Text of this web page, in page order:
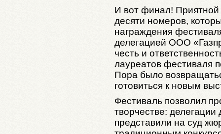
И вот финал! Приятной
десяти номеров,
награждения
делегацией ООО
честь и
лауреатов фестиваля
Пора было
готовиться к новым
Фестиваль позволил
творчестве:
представили на суд